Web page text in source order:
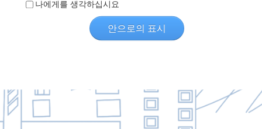
나에게를 생각하십시요
안으로의 표시